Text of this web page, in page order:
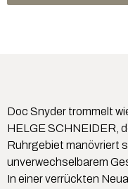
Doc Snyder trommelt
HELGE SCHNEIDER,
Ruhrgebiet manövriert
unverwechselbarem
In einer verrückten